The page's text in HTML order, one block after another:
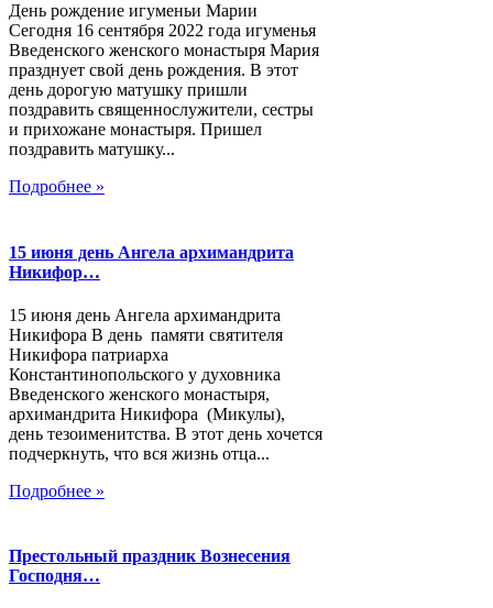
День рождение игуменьи Марии
Сегодня 16 сентября 2022 года игуменья
Введенского женского монастыря Мария
празднует свой день рождения. В этот
день дорогую матушку пришли
поздравить священнослужители, сестры
и прихожане монастыря. Пришел
поздравить матушку...
Подробнее »
15 июня день Ангела архимандрита
Никифор…
15 июня день Ангела архимандрита
Никифора В день памяти святителя
Никифора патриарха
Константинопольского у духовника
Введенского женского монастыря,
архимандрита Никифора (Микулы),
день тезоименитства. В этот день хочется
подчеркнуть, что вся жизнь отца...
Подробнее »
Престольный праздник Вознесения
Господня…